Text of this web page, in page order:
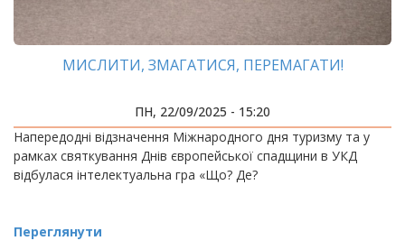
МИСЛИТИ, ЗМАГАТИСЯ, ПЕРЕМАГАТИ!
ПН, 22/09/2025 - 15:20
Напередодні відзначення Міжнародного дня туризму та у
рамках святкування Днів європейської спадщини в УКД
відбулася інтелектуальна гра «Що? Де?
Переглянути